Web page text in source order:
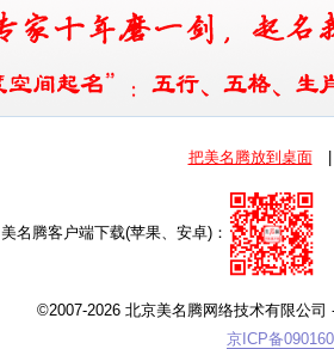
把美名腾放到桌面
美名腾客户端下载(苹果、安卓)：
©2007-2026 北京美名腾网络技术有限公司
京ICP备